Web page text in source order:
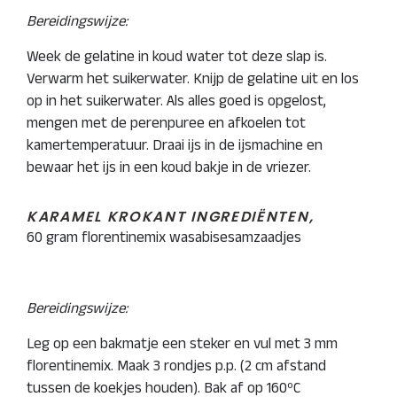
Bereidingswijze:
Week de gelatine in koud water tot deze slap is.
Verwarm het suikerwater. Knijp de gelatine uit en los
op in het suikerwater. Als alles goed is opgelost,
mengen met de perenpuree en afkoelen tot
kamertemperatuur. Draai ijs in de ijsmachine en
bewaar het ijs in een koud bakje in de vriezer.
KARAMEL KROKANT INGREDIËNTEN,
60 gram florentinemix wasabisesamzaadjes
Bereidingswijze:
Leg op een bakmatje een steker en vul met 3 mm
florentinemix. Maak 3 rondjes p.p. (2 cm afstand
tussen de koekjes houden). Bak af op 160ºC